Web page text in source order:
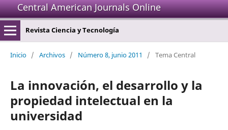
Central American Journals Online
Revista Ciencia y Tecnología
Inicio / Archivos / Número 8, junio 2011 / Tema Central
La innovación, el desarrollo y la
propiedad intelectual en la
universidad